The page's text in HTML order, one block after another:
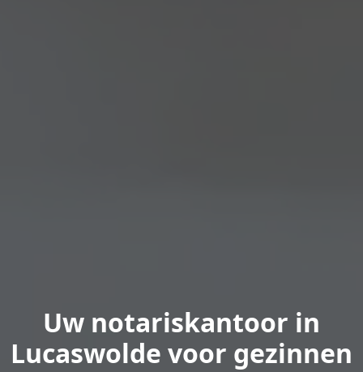
Uw notariskantoor in
Lucaswolde voor gezinnen